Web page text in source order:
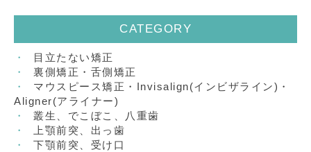
CATEGORY
目立たない矯正
裏側矯正・舌側矯正
マウスピース矯正・Invisalign(インビザライン)・
Aligner(アライナー)
叢生、でこぼこ、八重歯
上顎前突、出っ歯
下顎前突、受け口